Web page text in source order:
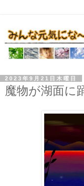
2023年9月21日木曜日
魔物が湖面に